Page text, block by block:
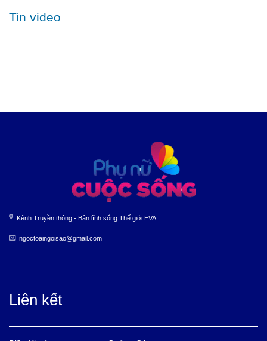
Tin video
Kênh Truyền thông - Bản lĩnh sống Thế giới EVA
ngoctoaingoisao@gmail.com
Liên kết